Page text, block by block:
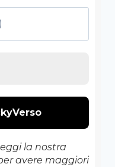
la nostra
avere maggiori